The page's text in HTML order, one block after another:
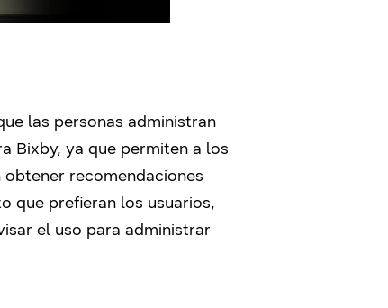
las personas administran
Bixby, ya que permiten a los
recomendaciones
que prefieran los usuarios,
el uso para administrar